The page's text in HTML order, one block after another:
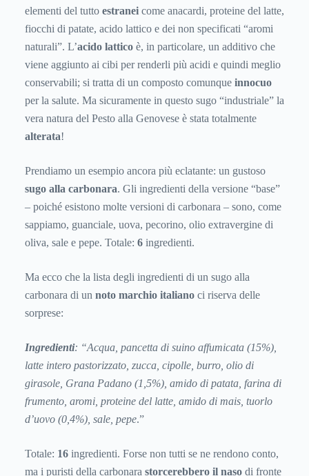
elementi del tutto estranei come anacardi, proteine del latte,
fiocchi di patate, acido lattico e dei non specificati “aromi
naturali”. L’acido lattico è, in particolare, un additivo che
viene aggiunto ai cibi per renderli più acidi e quindi meglio
conservabili; si tratta di un composto comunque innocuo
per la salute. Ma sicuramente in questo sugo “industriale” la
vera natura del Pesto alla Genovese è stata totalmente
alterata!
Prendiamo un esempio ancora più eclatante: un gustoso
sugo alla carbonara. Gli ingredienti della versione “base”
– poiché esistono molte versioni di carbonara – sono, come
sappiamo, guanciale, uova, pecorino, olio extravergine di
oliva, sale e pepe. Totale: 6 ingredienti.
Ma ecco che la lista degli ingredienti di un sugo alla
carbonara di un noto marchio italiano ci riserva delle
sorprese:
Ingredienti: “Acqua, pancetta di suino affumicata (15%)
latte intero pastorizzato, zucca, cipolle, burro, olio di
girasole, Grana Padano (1,5%) , amido di patata, farina di
frumento, aromi, proteine del latte, amido di mais, tuorlo
d’uovo (0,4%), sale, pepe.”
Totale: 16 ingredienti. Forse non tutti se ne rendono conto,
ma i puristi della carbonara storcerebbero il naso di fronte